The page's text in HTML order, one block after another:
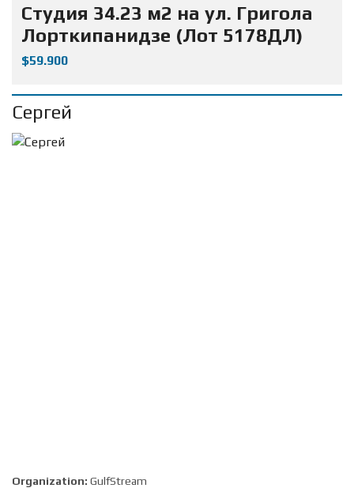
Студия 34.23 м2 на ул. Григола
Лорткипанидзе (Лот 5178ДЛ)
$59.900
Сергей
Organization: GulfStream